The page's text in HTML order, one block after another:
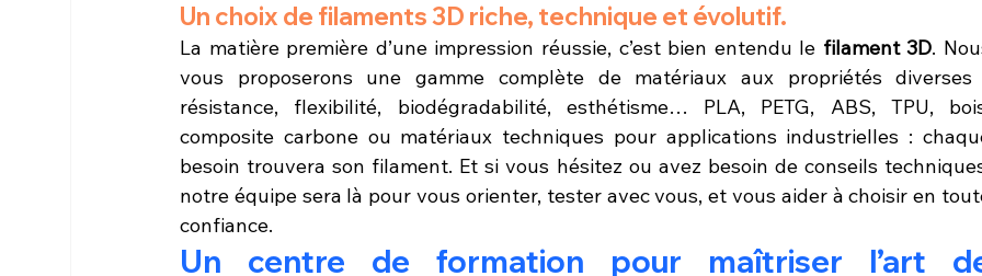
Un choix de filaments 3D riche, technique et évolutif.
La matière première d’une impression réussie, c’est bien entendu le filament 3D.
vous proposerons une gamme complète de matériaux aux propriétés diverses
résistance, flexibilité, biodégradabilité, esthétisme… PLA, PETG, ABS, TPU,
composite carbone ou matériaux techniques pour applications industrielles :
besoin trouvera son filament. Et si vous hésitez ou avez besoin de conseils
notre équipe sera là pour vous orienter, tester avec vous, et vous aider à choisir en
confiance.
Un centre de formation pour maîtriser l’art